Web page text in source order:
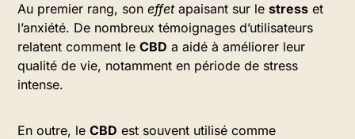
Au premier rang, son effetapaisant sur le stress et
l’anxiété. De nombreux témoignages d’utilisateurs
relatent comment le CBD a aidé à améliorer leur
qualité de vie, notamment en période de stress
intense.
En outre, le CBD est souvent utilisé comme